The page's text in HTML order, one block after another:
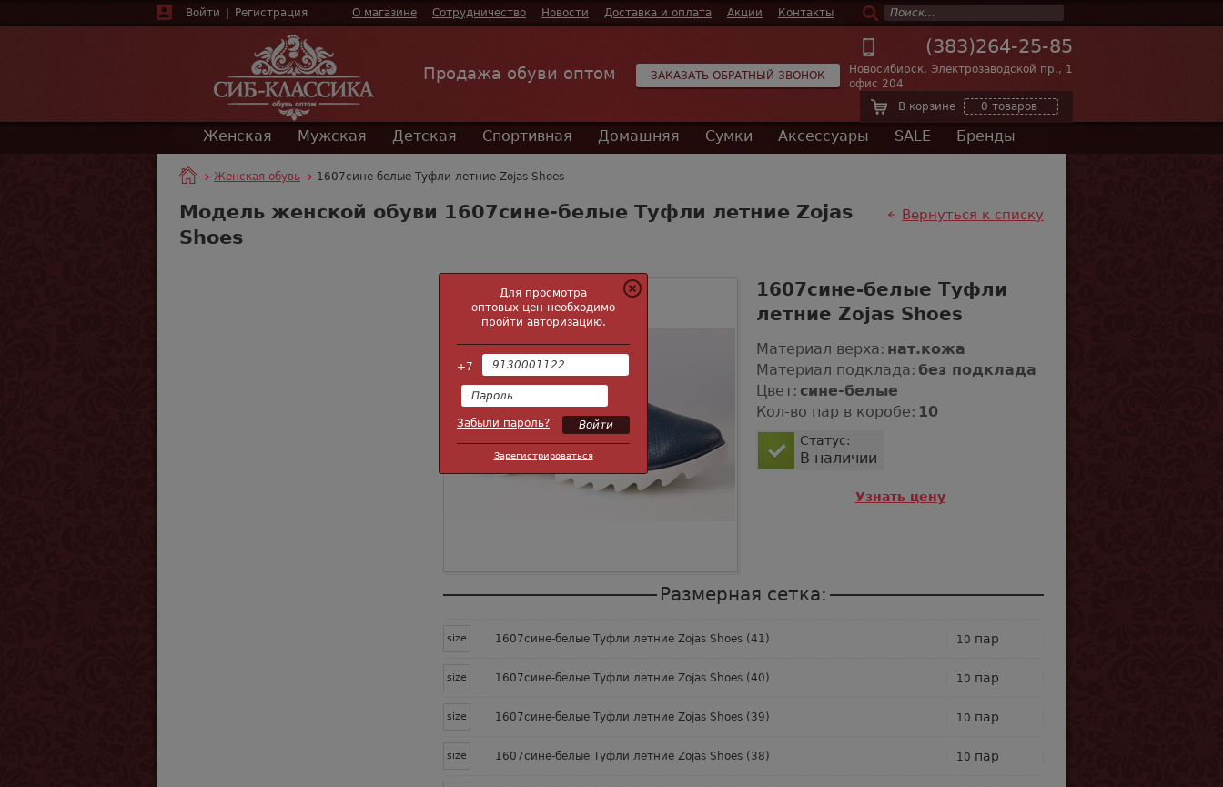
Войти Регистрация О магазине Сотрудничество Новости Доставка и оплата Акции Контакты
Продажа обуви оптом ЗАКАЗАТЬ ОБРАТНЫЙ ЗВОНОК
(383)264-25-85
Новосибирск, Электрозаводской пр., 1
офис 204
В корзине
0 товаров
Женская Мужская Детская Спортивная Домашняя Сумки Аксессуары SALE Бренды
Женская обувь 1607сине-белые Туфли летние Zojas Shoes
Вернуться к списку
Модель женской обуви 1607сине-белые Туфли летние Zojas
Shoes
1607сине-белые Туфли
летние Zojas Shoes
Материал верха: нат.кожа
Материал подклада: без подклада
Цвет: сине-белые
Кол-во пар в коробе: 10
Статус:
В наличии
Узнать цену
Размерная сетка:
size 1607сине-белые Туфли летние Zojas Shoes (41) 10 пар
size 1607сине-белые Туфли летние Zojas Shoes (40) 10 пар
size 1607сине-белые Туфли летние Zojas Shoes (39) 10 пар
size 1607сине-белые Туфли летние Zojas Shoes (38) 10 пар
Для просмотра
оптовых цен необходимо
пройти авторизацию.
+7
Забыли пароль?
Зарегистрироваться